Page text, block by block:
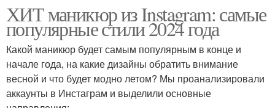
ХИТ маникюр из Instagram: самые
популярные стили 2024 года
Какой маникюр будет самым популярным в конце и
начале года, на какие дизайны обратить внимание
весной и что будет модно летом? Мы проанализировали
аккаунты в Инстаграм и выделили основные